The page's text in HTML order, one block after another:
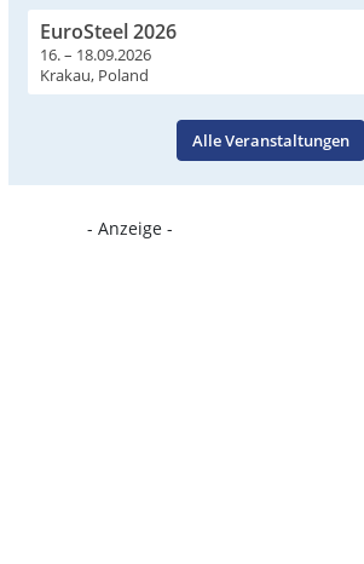
EuroSteel 2026
16. – 18.09.2026
Krakau, Poland
Alle Veranstaltungen
- Anzeige -